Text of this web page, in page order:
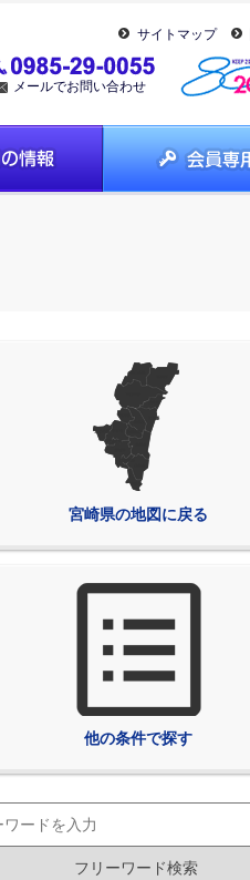
サイトマップ
メールでお問い合わせ
宮崎県の地図に戻る
他の条件で探す